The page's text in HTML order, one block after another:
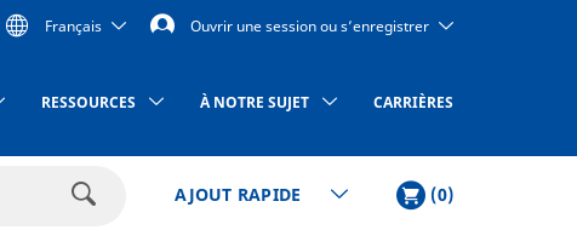
Français Ouvrir une session ou s’enregistrer
RESSOURCES À NOTRE SUJET CARRIÈRES
AJOUT RAPIDE PANIER
(0)ARTICLES